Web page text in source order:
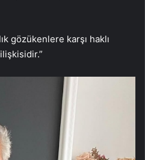
gözükenlere karşı haklı